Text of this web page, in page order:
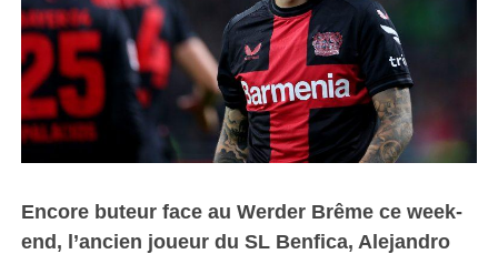
Encore buteur face au Werder Brême ce week-
end, l’ancien joueur du SL Benfica, Alejandro